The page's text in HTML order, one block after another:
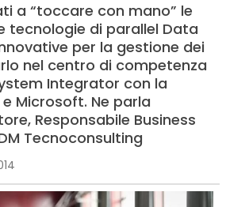
a “toccare con mano” le
tecnologie di parallel Data
per la gestione dei
nel centro di competenza
Integrator con la
Microsoft. Ne parla
Responsabile Business
Tecnoconsulting